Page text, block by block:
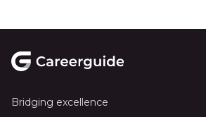
Bridging excellence